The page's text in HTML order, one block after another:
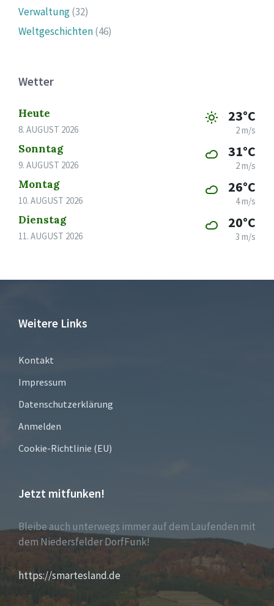
Verwaltung(32)
Weltgeschichten(46)
Wetter
Heute
8. AUGUST 2026
23°C
2 m/s
Sonntag
9. AUGUST 2026
31°C
2 m/s
Montag
10. AUGUST 2026
26°C
4 m/s
Dienstag
11. AUGUST 2026
20°C
3 m/s
Weitere Links
Kontakt
Impressum
Datenschutzerklärung
Anmelden
Cookie-Richtlinie (EU)
Jetzt mitfunken!
Bleibe auch unterwegs immer auf dem Laufenden mit
dem Niedersfelder DorfFunk!
https://smartesland.de